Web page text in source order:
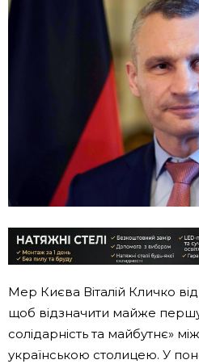
Мер Києва Віталій Кличко
щоб відзначити майже
солідарність та майбутнє»
українською столицею. У